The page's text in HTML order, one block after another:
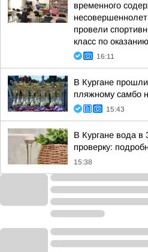
временного
провели
класс по
16:11
В Кургане
пляжному самбо
15:43
В Кургане вода
проверку:
15:38